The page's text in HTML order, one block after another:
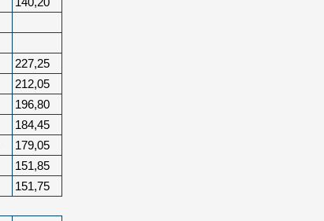
227,25
212,05
196,80
184,45
179,05
151,85
151,75